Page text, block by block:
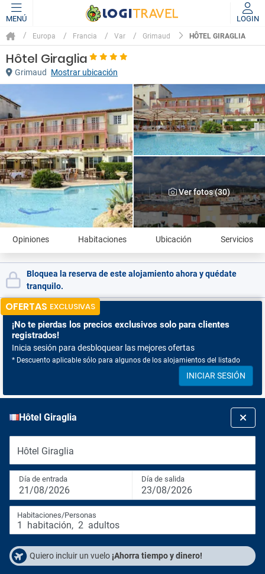
MENÚ LOGIN
Europa Francia Var Grimaud HÔTEL GIRAGLIA
Hôtel Giraglia
Grimaud Mostrar ubicación
Ver fotos (30)
Opiniones Habitaciones Ubicación Servicios
Bloquea la reserva de este alojamiento ahora y quédate
tranquilo.
OFERTAS EXCLUSIVAS
¡No te pierdas los precios exclusivos solo para clientes
registrados!
Inicia sesión para desbloquear las mejores ofertas
* Descuento aplicable sólo para algunos de los alojamientos del listado
INICIAR SESIÓN
Hôtel Giraglia
Hôtel Giraglia
Día de entrada
21/08/2026
Día de salida
23/08/2026
Habitaciones/Personas
1 habitación, 2 adultos
Quiero incluir un vuelo ¡Ahorra tiempo y dinero!